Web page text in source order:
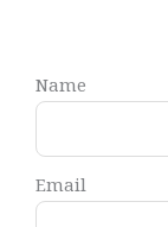
Name
Email